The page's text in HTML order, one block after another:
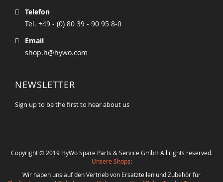
Telefon
Tel. +49 - (0) 80 39 - 90 95 8-0
Email
shop.h@hywo.com
NEWSLETTER
Sign up to be the first to hear about us
Copyright © 2019 HyWo Spare Parts & Service GmbH All rights reserved.
Unsere Shops:
Wir haben uns auf den Vertrieb von Ersatzteilen und Zubehör für